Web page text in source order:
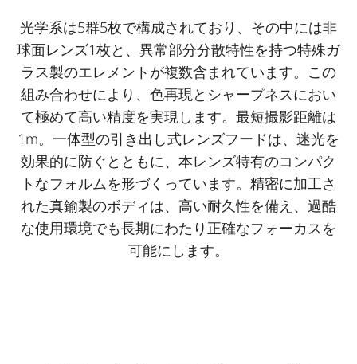
光学系は5群5枚で構成されており、その中には非
球面レンズ1枚と、異常部分分散特性を持つ特殊ガ
ラス製のエレメントが複数含まれています。この
組み合わせにより、色再現とシャープネスにおい
て極めて高い精度を実現します。最短撮影距離は
1m。一体型の引き出し式レンズフードは、迷光を
効果的に防ぐとともに、本レンズ特有のコンパク
トなフォルムを形づくっています。精密に加工さ
れた真鍮製のボディは、高い耐久性を備え、過酷
な使用環境でも長期にわたり正確なフォーカスを
可能にします。